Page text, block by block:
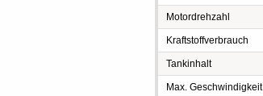
Motordrehzahl
Kraftstoffverbrauch
Tankinhalt
Max. Geschwindigkeit